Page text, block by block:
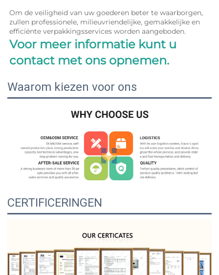
Om de veiligheid van uw goederen beter te waarborgen,
zullen professionele, milieuvriendelijke, gemakkelijke en
Voor meer informatie kunt u
contact met ons opnemen.
Waarom kiezen voor ons
CERTIFICERINGEN